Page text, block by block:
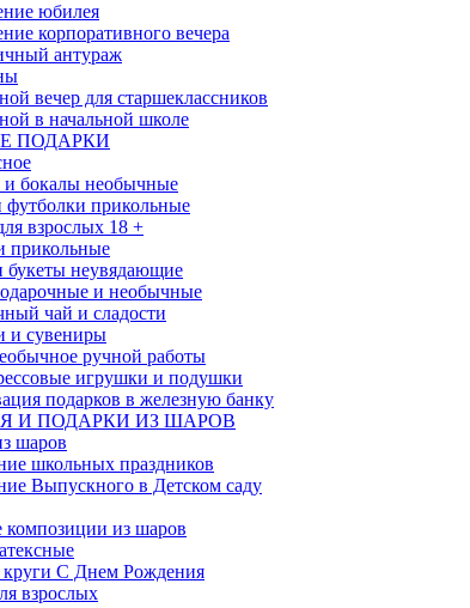
юбилея
корпоративного вечера
антураж
вечер для старшеклассников
в начальной школе
ПОДАРКИ
бокалы необычные
прикольные
взрослых 18 +
прикольные
букеты неувядающие
и необычные
чай и сладости
и сувениры
ручной работы
игрушки и подушки
подарков в железную банку
И ПОДАРКИ ИЗ ШАРОВ
шаров
школьных праздников
Выпускного в Детском саду
композиции из шаров
круги С Днем Рождения
взрослых